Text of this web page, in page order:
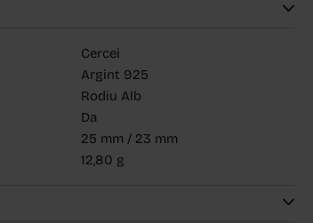
Cercei
Argint 925
Rodiu Alb
Da
25 mm / 23 mm
12,80 g